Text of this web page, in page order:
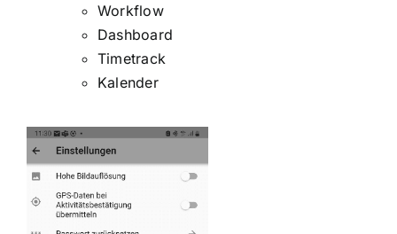
Workflow
Dashboard
Timetrack
Kalender